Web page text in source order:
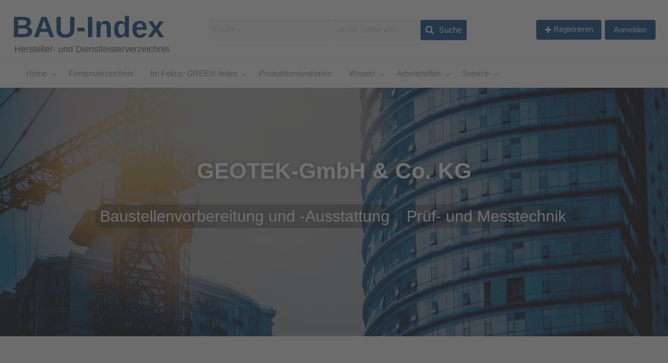
BAU-Index
Hersteller- und Dienstleisterverzeichnis
Registrieren Anmelden
Home Firmenverzeichnis Im Fokus: GREEN-Index Produktinnovationen Wissen Arbeitshilfen Service
GEOTEK-GmbH & Co. KG
Baustellenvorbereitung und -Ausstattung Prüf- und Messtechnik